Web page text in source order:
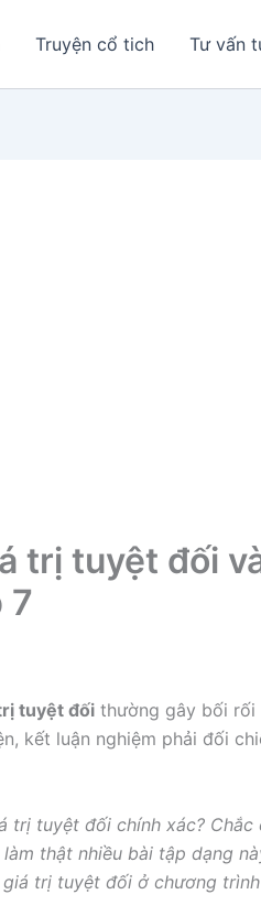
Truyện cổ tich Tư vấn
trị tuyệt đối
7
tuyệt đối thường gây bối rối
kết luận nghiệm phải đối
trị tuyệt đối chính xác? Chắc
thật nhiều bài tập dạng
trị tuyệt đối ở chương